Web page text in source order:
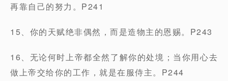
再靠自己的努力。P241
15、你的天赋绝非偶然，而是造物主的恩赐。P243
16、无论何时上帝都全然了解你的处境；当你用心去
做上帝交给你的工作，就是在服侍主。P244